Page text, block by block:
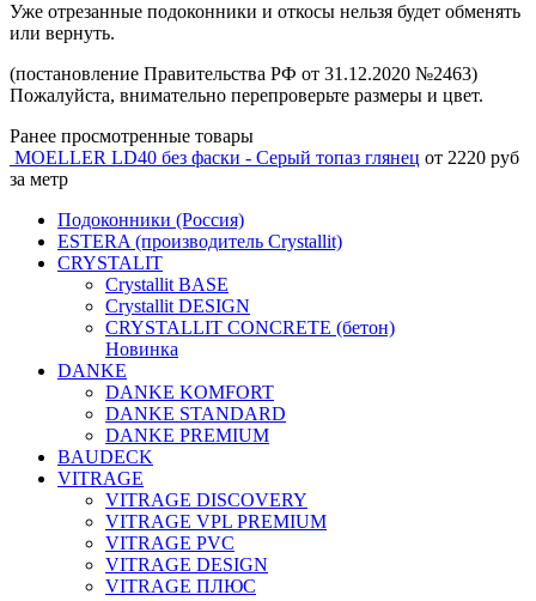
Уже отрезанные подоконники и откосы нельзя будет обменять
или вернуть.
(постановление Правительства РФ от 31.12.2020 №2463)
Пожалуйста, внимательно перепроверьте размеры и цвет.
Ранее просмотренные товары
MOELLER LD40 без фаски - Серый топаз глянец от 2220 руб
за метр
Подоконники (Россия)
ESTERA (производитель Crystallit)
CRYSTALIT
Crystallit BASE
Crystallit DESIGN
CRYSTALLIT CONCRETE (бетон)
Новинка
DANKE
DANKE KOMFORT
DANKE STANDARD
DANKE PREMIUM
BAUDECK
VITRAGE
VITRAGE DISCOVERY
VITRAGE VPL PREMIUM
VITRAGE PVC
VITRAGE DESIGN
VITRAGE ПЛЮС